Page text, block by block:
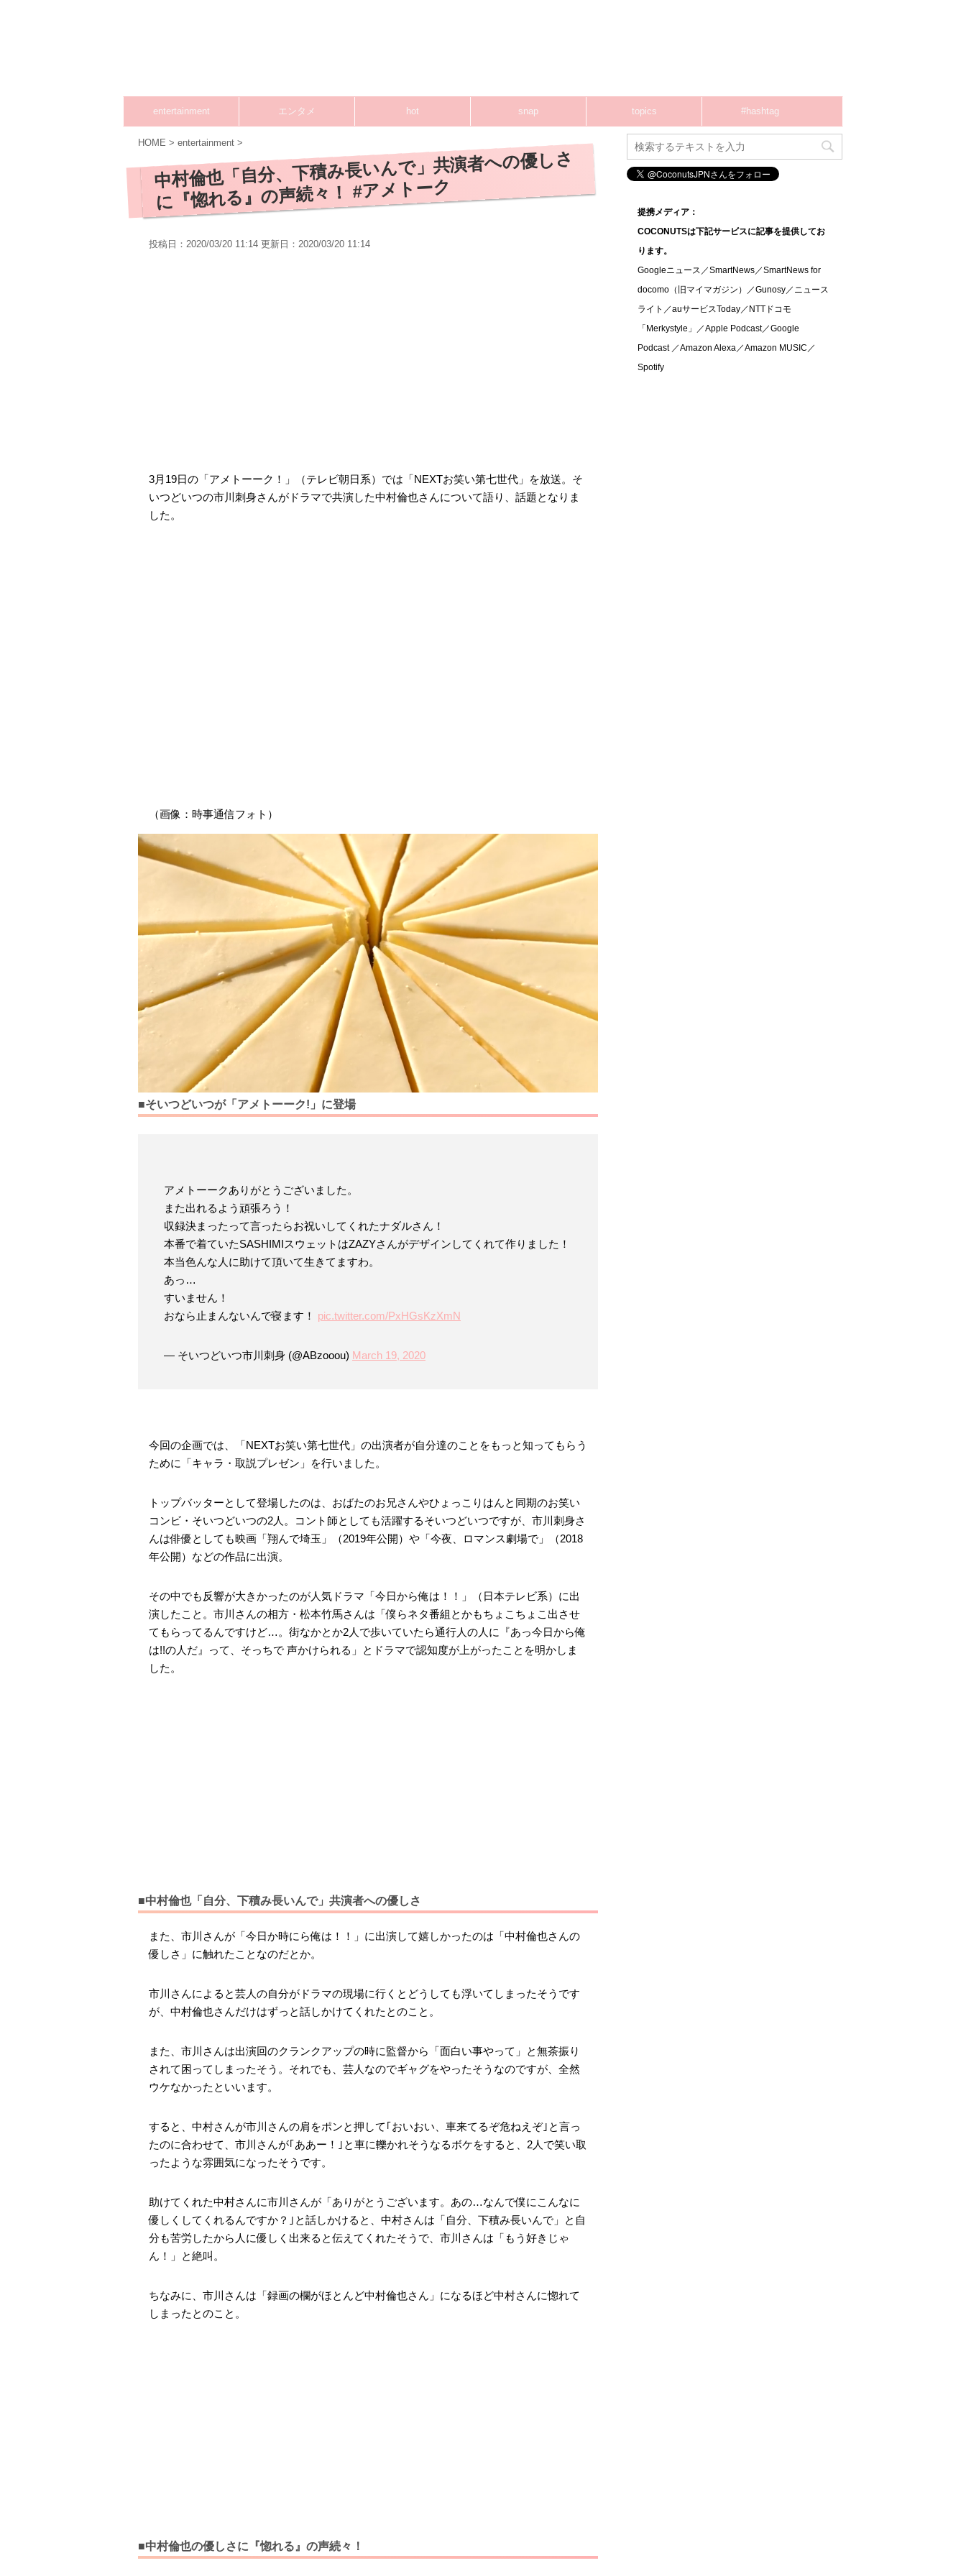
entertainment エンタメ hot snap topics #hashtag
HOME > entertainment >
中村倫也「自分、下積み長いんで」共演者への優しさ
に『惚れる』の声続々！ #アメトーク
投稿日：2020/03/20 11:14 更新日： 2020/03/20 11:14
3月19日の「アメトーーク！」（テレビ朝日系）では「NEXTお笑い第七世代」を放送。そ
いつどいつの市川刺身さんがドラマで共演した中村倫也さんについて語り、話題となりま
した。
（画像：時事通信フォト）
■そいつどいつが「アメトーーク!」に登場
アメトーークありがとうございました。
また出れるよう頑張ろう！
収録決まったって言ったらお祝いしてくれたナダルさん！
本番で着ていたSASHIMIスウェットはZAZYさんがデザインしてくれて作りました！
本当色んな人に助けて頂いて生きてますわ。
あっ…
すいません！
おなら止まんないんで寝ます！ pic.twitter.com/PxHGsKzXmN
— そいつどいつ市川刺身 (@ABzooou) March 19, 2020
今回の企画では、「NEXTお笑い第七世代」の出演者が自分達のことをもっと知ってもらう
ために「キャラ・取説プレゼン」を行いました。
トップバッターとして登場したのは、おばたのお兄さんやひょっこりはんと同期のお笑い
コンビ・そいつどいつの2人。コント師としても活躍するそいつどいつですが、市川刺身さ
んは俳優としても映画「翔んで埼玉」（2019年公開）や「今夜、ロマンス劇場で」（2018
年公開）などの作品に出演。
その中でも反響が大きかったのが人気ドラマ「今日から俺は！！」（日本テレビ系）に出
演したこと。市川さんの相方・松本竹馬さんは「僕らネタ番組とかもちょこちょこ出させ
てもらってるんですけど…。街なかとか2人で歩いていたら通行人の人に『あっ今日から俺
は!!の人だ』って、そっちで 声かけられる」とドラマで認知度が上がったことを明かしま
した。
■中村倫也「自分、下積み長いんで」共演者への優しさ
また、市川さんが「今日か時にら俺は！！」に出演して嬉しかったのは「中村倫也さんの
優しさ」に触れたことなのだとか。
市川さんによると芸人の自分がドラマの現場に行くとどうしても浮いてしまったそうです
が、中村倫也さんだけはずっと話しかけてくれたとのこと。
また、市川さんは出演回のクランクアップの時に監督から「面白い事やって」と無茶振り
されて困ってしまったそう。それでも、芸人なのでギャグをやったそうなのですが、全然
ウケなかったといいます。
すると、中村さんが市川さんの肩をポンと押して｢おいおい、車来てるぞ危ねえぞ｣と言っ
たのに合わせて、市川さんが｢ああー！｣と車に轢かれそうなるボケをすると、2人で笑い取
ったような雰囲気になったそうです。
助けてくれた中村さんに市川さんが「ありがとうございます。あの…なんで僕にこんなに
優しくしてくれるんですか？｣と話しかけると、中村さんは「自分、下積み長いんで」と自
分も苦労したから人に優しく出来ると伝えてくれたそうで、市川さんは「もう好きじゃ
ん！」と絶叫。
ちなみに、市川さんは「録画の欄がほとんど中村倫也さん」になるほど中村さんに惚れて
しまったとのこと。
■中村倫也の優しさに『惚れる』の声続々！
提携メディア：
COCONUTSは下記サービスに記事を提供してお
ります。
Googleニュース／SmartNews／SmartNews for
docomo（旧マイマガジン）／Gunosy／ニュース
ライト／auサービスToday／NTTドコモ
「Merkystyle」／Apple Podcast／Google
Podcast ／Amazon Alexa／Amazon MUSIC／
Spotify